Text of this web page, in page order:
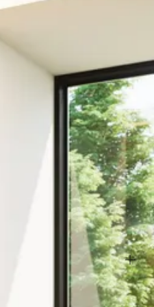
besturing’. Deze kachels
ook verschillende soorten
opwarmt.Omdat er veel